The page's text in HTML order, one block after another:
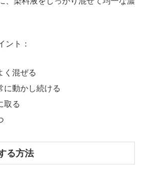
ント：
く混ぜる
に動かし続ける
取る
る方法